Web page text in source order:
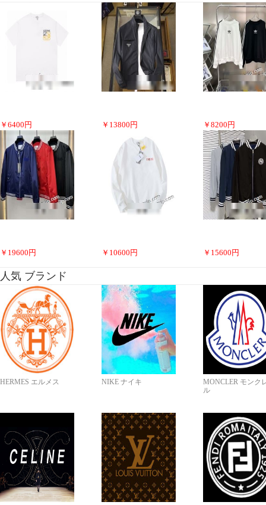
￥ 6400 円 ￥ 13800 円 ￥ 8200 円
￥ 19600 円 ￥ 10600 円 ￥ 15600 円
人気 ブランド
HERMES エルメス NIKE ナイキ
MONCLER モンク
ル